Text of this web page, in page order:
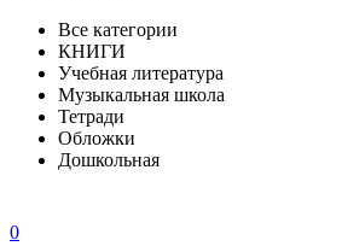
Все категории
КНИГИ
Учебная литература
Музыкальная школа
Тетради
Обложки
Дошкольная
0